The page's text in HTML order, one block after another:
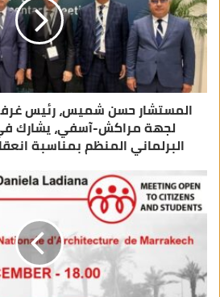
ت
ر
و
المستشار حسن شميس، رئيس غرفة
لجهة مراكش-آسفي، يشارك
البرلماني المنظم بمناسبة انعقاد